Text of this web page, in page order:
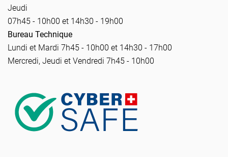
Jeudi
07h45 - 10h00 et 14h30 - 19h00
Bureau Technique
Lundi et Mardi 7h45 - 10h00 et 14h30 - 17h00
Mercredi, Jeudi et Vendredi 7h45 - 10h00